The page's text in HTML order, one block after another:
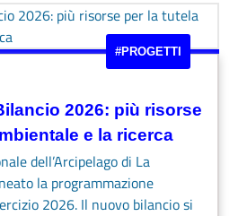
#PROGETTI
2026: più risorse
e la ricerca
dell’Arcipelago di La
la programmazione
2026. Il nuovo bilancio si